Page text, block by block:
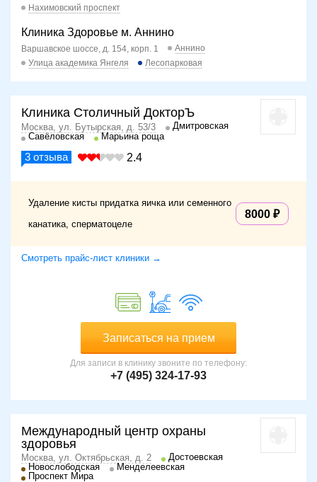
Нахимовский проспект
Клиника Здоровье м. Аннино
Варшавское шоссе, д. 154, корп. 1
Аннино
Улица академика Янгеля
Лесопарковая
Клиника Столичный ДокторЪ
Москва, ул. Бутырская, д. 53/3
Дмитровская
Савёловская
Марьина роща
3 отзыва 2.4
Удаление кисты придатка яичка или семенного
канатика, сперматоцеле
8000
Смотреть прайс-лист клиники →
Записаться на прием
Для записи в клинику звоните по телефону:
+7 (495) 324-17-93
Международный центр охраны
здоровья
Москва, ул. Октябрьская, д. 2
Достоевская
Новослободская
Менделеевская
Проспект Мира